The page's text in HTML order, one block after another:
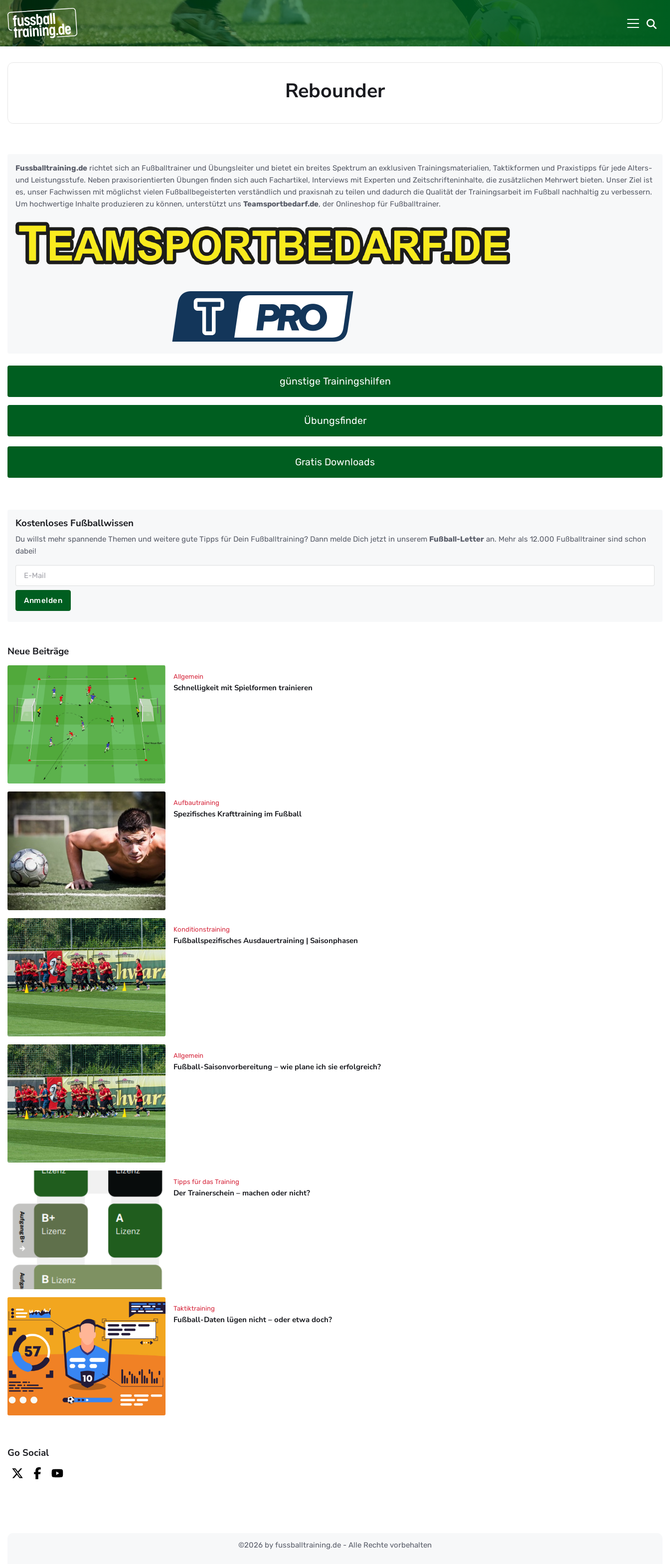
Rebounder
Fussballtraining.de richtet sich an Fußballtrainer und Übungsleiter und bietet ein breites Spektrum an exklusiven Trainingsmaterialien, Taktikformen und Praxistipps für jede Alters-
und Leistungsstufe. Neben praxisorientierten Übungen finden sich auch Fachartikel, Interviews mit Experten und Zeitschrifteninhalte, die zusätzlichen Mehrwert bieten. Unser Ziel ist
es, unser Fachwissen mit möglichst vielen Fußballbegeisterten verständlich und praxisnah zu teilen und dadurch die Qualität der Trainingsarbeit im Fußball nachhaltig zu verbessern.
Um hochwertige Inhalte produzieren zu können, unterstützt uns Teamsportbedarf.de, der Onlineshop für Fußballtrainer.
günstige Trainingshilfen
Übungsfinder
Gratis Downloads
Kostenloses Fußballwissen
Du willst mehr spannende Themen und weitere gute Tipps für Dein Fußballtraining? Dann melde Dich jetzt in unserem Fußball-Letter an. Mehr als 12.000 Fußballtrainer sind schon
dabei!
Anmelden
Neue Beiträge
Schnelligkeit mit Spielformen trainieren
Allgemein
Spezifisches Krafttraining im Fußball
Aufbautraining
Fußballspezifisches Ausdauertraining | Saisonphasen
Konditionstraining
Fußball-Saisonvorbereitung – wie plane ich sie erfolgreich?
Allgemein
Der Trainerschein – machen oder nicht?
Tipps für das Training
Fußball-Daten lügen nicht – oder etwa doch?
Taktiktraining
Go Social
©2026 by fussballtraining.de - Alle Rechte vorbehalten